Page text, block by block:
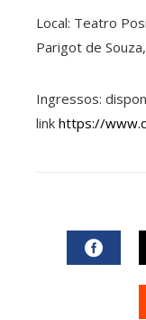
Local: Teatro
Parigot de
Ingressos:
link https://